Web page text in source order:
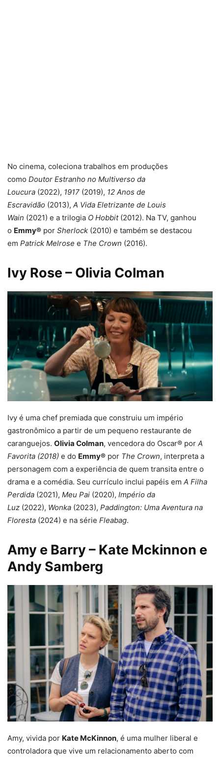
No cinema, coleciona trabalhos em produções
como Doutor Estranho no Multiverso da
Loucura (2022), 1917 (2019), 12 Anos de
Escravidão (2013), A Vida Eletrizante de Louis
Wain (2021) e a trilogia O Hobbit (2012). Na TV, ganhou
o Emmy® por Sherlock (2010) e também se destacou
em Patrick Melrose e The Crown (2016).
Ivy Rose – Olivia Colman
Ivy é uma chef premiada que construiu um império
gastronômico a partir de um pequeno restaurante de
caranguejos. Olivia Colman, vencedora do Oscar® por A
Favorita (2018) e do Emmy® por The Crown, interpreta a
personagem com a experiência de quem transita entre o
drama e a comédia. Seu currículo inclui papéis em A Filha
Perdida (2021), Meu Pai (2020), Império da
Luz (2022), Wonka (2023), Paddington: Uma Aventura na
Floresta (2024) e na série Fleabag.
Amy e Barry – Kate Mckinnon e
Andy Samberg
Amy, vivida por Kate McKinnon, é uma mulher liberal e
controladora que vive um relacionamento aberto com